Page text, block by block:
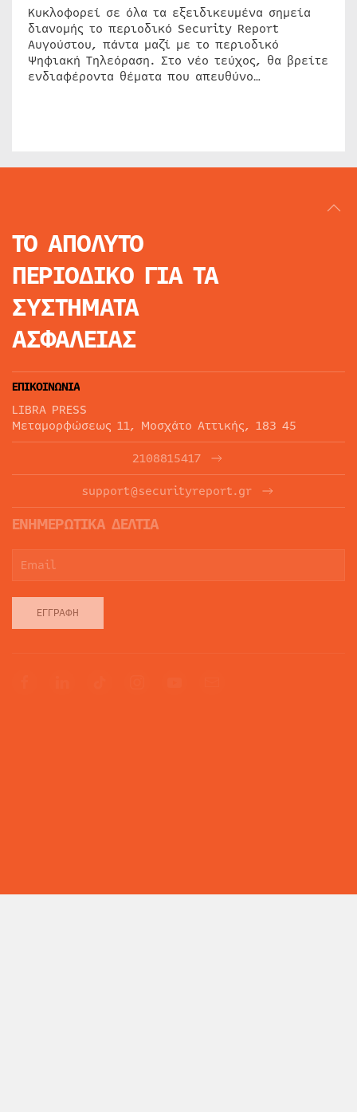
Κυκλοφορεί σε όλα τα εξειδικευμένα σημεία
διανομής το περιοδικό Security Report
Αυγούστου, πάντα μαζί με το περιοδικό
Ψηφιακή Τηλεόραση. Στο νέο τεύχος, θα βρείτε
ενδιαφέροντα θέματα που απευθύνο…
ΤΟ ΑΠΟΛΥΤΟ
ΠΕΡΙΟΔΙΚΟ ΓΙΑ ΤΑ
ΣΥΣΤΗΜΑΤΑ
ΑΣΦΑΛΕΙΑΣ
ΕΠΙΚΟΙΝΩΝΙΑ
LIBRA PRESS
Μεταμορφώσεως 11, Μοσχάτο Αττικής, 183 45
2108815417
support@securityreport.gr
ΕΝΗΜΕΡΩΤΙΚΑ ΔΕΛΤΙΑ
ΕΓΓΡΑΦΉ